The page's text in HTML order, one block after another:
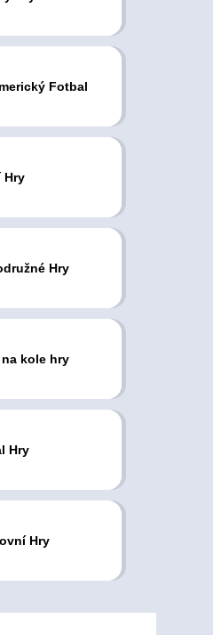
Fotbal
Hry
Hry
kole hry
Hry
Hry